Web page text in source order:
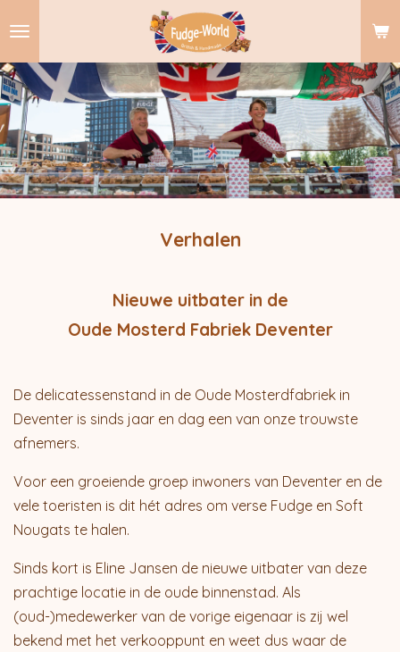
naar
de
hoofdinhoud
Verhalen
Nieuwe uitbater in de
Oude Mosterd Fabriek Deventer
De delicatessenstand in de Oude Mosterdfabriek in
Deventer is sinds jaar en dag een van onze trouwste
afnemers.
Voor een groeiende groep inwoners van Deventer en de
vele toeristen is dit hét adres om verse Fudge en Soft
Nougats te halen.
Sinds kort is Eline Jansen de nieuwe uitbater van deze
prachtige locatie in de oude binnenstad. Als
(oud-)medewerker van de vorige eigenaar is zij wel
bekend met het verkooppunt en weet dus waar de